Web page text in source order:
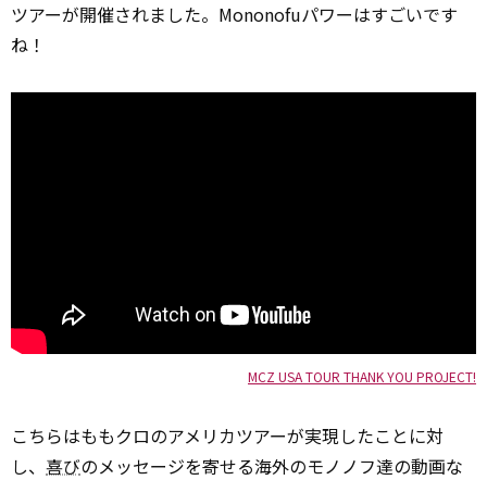
ツアーが開催されました。Mononofuパワーはすごいです
ね！
MCZ USA TOUR THANK YOU PROJECT!
こちらはももクロのアメリカツアーが実現したことに対
し、 喜びのメッセージを寄せる海外のモノノフ達の動画な